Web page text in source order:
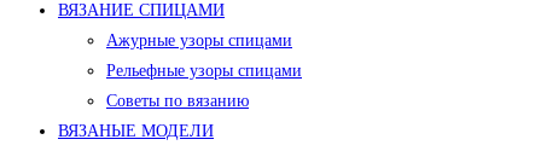
ВЯЗАНИЕ СПИЦАМИ
Ажурные узоры спицами
Рельефные узоры спицами
Советы по вязанию
ВЯЗАНЫЕ МОДЕЛИ